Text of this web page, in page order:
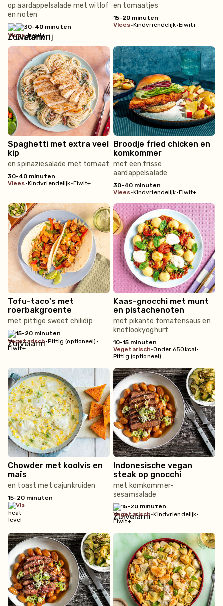
op aardappelsalade met witlof
en noten
30-40 minuten
vlees•Eiwit+
en tomaatjes
15-20 minuten
vlees•Kindvriendelijk•Eiwit+
Spaghetti met extra veel
kip
en spinaziesalade met tomaat
30-40 minuten
vlees•Kindvriendelijk•Eiwit+
Broodje fried chicken en
komkommer
met een frisse
aardappelsalade
30-40 minuten
vlees•Kindvriendelijk•Eiwit+
Tofu-taco's met
roerbakgroente
met pittige sweet chilidip
15-20 minuten
vegetarisch•Pittig (optioneel) •
Eiwit+
Kaas-gnocchi met munt
en pistachenoten
met pikante tomatensaus en
knoflookyoghurt
10-15 minuten
vegetarisch•Onder 650kcal•
Pittig (optioneel)
Chowder met koolvis en
maïs
en toast met cajunkruiden
15-20 minuten
vis
Indonesische vegan
steak op gnocchi
met komkommer-
sesamsalade
15-20 minuten
vegetarisch•Kindvriendelijk•
Eiwit+